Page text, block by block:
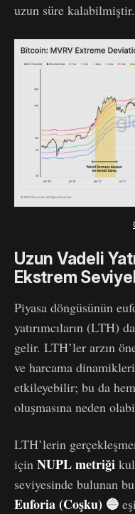
uzun süre kalabilmiştir.
Uzun Vadeli
Ekstrem
Piyasa döngüsünün
yatırımcıların (LTH)
gelir. LTH’ler arzın
ve harcama
etkileyebilir; bu da
oluşmasına neden
LTH’lerin
için NUPL metriği
seviyesinde bulunan
Euforia (Coşku) 🔵